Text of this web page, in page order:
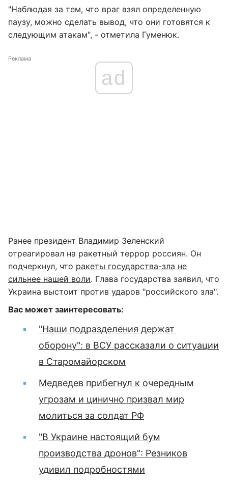
"Наблюдая за тем, что враг взял определенную
паузу, можно сделать вывод, что они готовятся к
следующим атакам", - отметила Гуменюк.
Реклама
ad
Ранее президент Владимир Зеленский
отреагировал на ракетный террор россиян. Он
подчеркнул, что ракеты государства-зла не
сильнее нашей воли. Глава государства заявил, что
Украина выстоит против ударов "российского зла".
Вас может заинтересовать:
"Наши подразделения держат
оборону": в ВСУ рассказали о ситуации
в Старомайорском
Медведев прибегнул к очередным
угрозам и цинично призвал мир
молиться за солдат РФ
"В Украине настоящий бум
производства дронов": Резников
удивил подробностями